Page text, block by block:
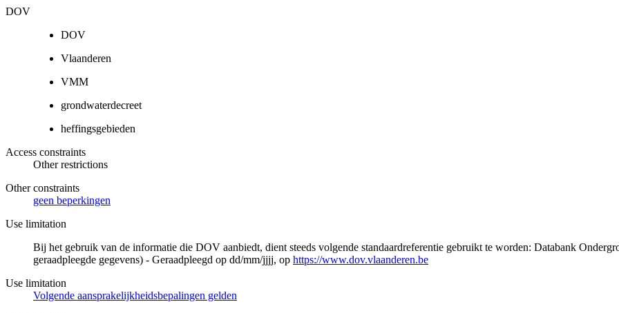
DOV
DOV
Vlaanderen
VMM
grondwaterdecreet
heffingsgebieden
Access constraints
Other restrictions
Other constraints
geen beperkingen
Use limitation
Bij het gebruik van de informatie die DOV aanbiedt, dient steeds volgende standaardreferentie gebruikt te worden: Databank
geraadpleegde gegevens) - Geraadpleegd op dd/mm/jjjj, op https://www.dov.vlaanderen.be
Use limitation
Volgende aansprakelijkheidsbepalingen gelden